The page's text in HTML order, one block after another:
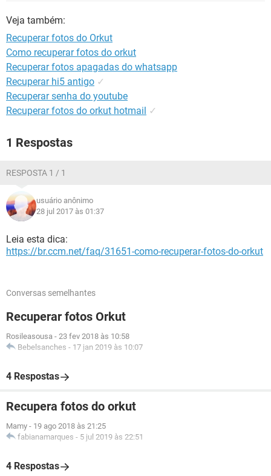
Veja também:
Recuperar fotos do Orkut
Como recuperar fotos do orkut
Recuperar fotos apagadas do whatsapp
Recuperar hi5 antigo ✓
Recuperar senha do youtube
Recuperar fotos do orkut hotmail ✓
1 Respostas
RESPOSTA 1 / 1
usuário anônimo
28 jul 2017 às 01:37
Leia esta dica:
https://br.ccm.net/faq/31651-como-recuperar-fotos-do-orkut
Conversas semelhantes
Recuperar fotos Orkut
Rosileasousa - 23 fev 2018 às 10:58
Bebelsanches - 17 jan 2019 às 10:07
4 Respostas
Recupera fotos do orkut
Mamy - 19 ago 2018 às 21:25
fabianamarques - 5 jul 2019 às 22:51
4 Respostas